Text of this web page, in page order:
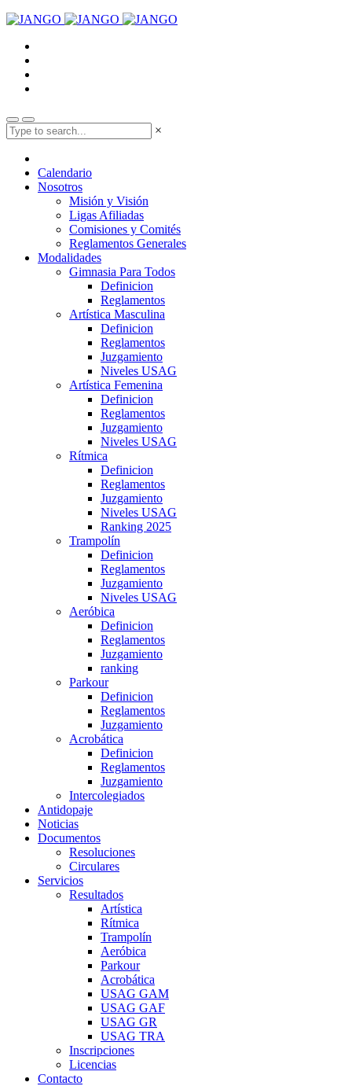
×
Calendario
Nosotros
Misión y Visión
Ligas Afiliadas
Comisiones y Comités
Reglamentos Generales
Modalidades
Gimnasia Para Todos
Definicion
Reglamentos
Artística Masculina
Definicion
Reglamentos
Juzgamiento
Niveles USAG
Artística Femenina
Definicion
Reglamentos
Juzgamiento
Niveles USAG
Rítmica
Definicion
Reglamentos
Juzgamiento
Niveles USAG
Ranking 2025
Trampolín
Definicion
Reglamentos
Juzgamiento
Niveles USAG
Aeróbica
Definicion
Reglamentos
Juzgamiento
ranking
Parkour
Definicion
Reglamentos
Juzgamiento
Acrobática
Definicion
Reglamentos
Juzgamiento
Intercolegiados
Antidopaje
Noticias
Documentos
Resoluciones
Circulares
Servicios
Resultados
Artística
Rítmica
Trampolín
Aeróbica
Parkour
Acrobática
USAG GAM
USAG GAF
USAG GR
USAG TRA
Inscripciones
Licencias
Contacto